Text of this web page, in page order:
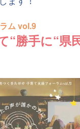
ム vol.9
“勝手に“県